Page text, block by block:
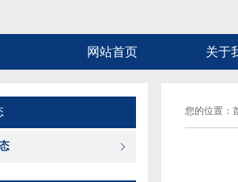
网站首页 关于
您的位置：